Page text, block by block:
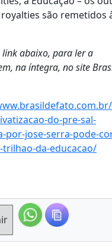
são remetidos
link abaixo, para ler a
na íntegra, no site
do-pre-sal-
por-jose-serra-pode-
trilhao-da-educacao/